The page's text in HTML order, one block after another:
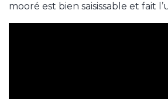
mooré est bien saisissable et fait